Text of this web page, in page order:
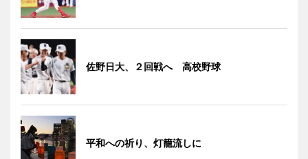
佐野日大、２回戦へ 高校野球
平和への祈り、灯籠流しに